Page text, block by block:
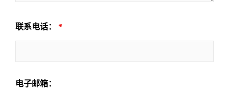
联系电话： *
电子邮箱：